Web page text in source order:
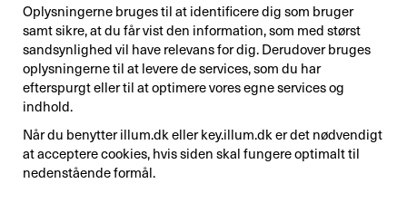
Oplysningerne bruges til at identificere dig som bruger
samt sikre, at du får vist den information, som med størst
sandsynlighed vil have relevans for dig. Derudover bruges
oplysningerne til at levere de services, som du har
efterspurgt eller til at optimere vores egne services og
indhold.
Når du benytter illum.dk eller key.illum.dk er det nødvendigt
at acceptere cookies, hvis siden skal fungere optimalt til
nedenstående formål.